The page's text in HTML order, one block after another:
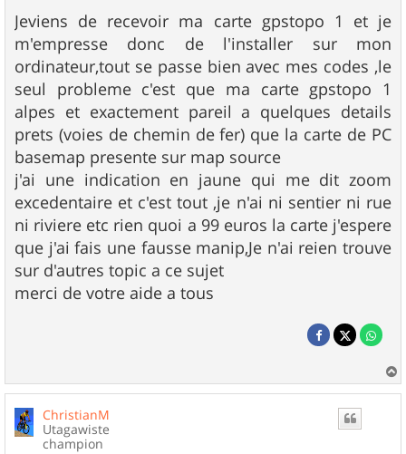
g
e
Jeviens de recevoir ma carte gpstopo 1 et je
m'empresse donc de l'installer sur mon
ordinateur,tout se passe bien avec mes codes ,le
seul probleme c'est que ma carte gpstopo 1
alpes et exactement pareil a quelques details
prets (voies de chemin de fer) que la carte de PC
basemap presente sur map source
j'ai une indication en jaune qui me dit zoom
excedentaire et c'est tout ,je n'ai ni sentier ni rue
ni riviere etc rien quoi a 99 euros la carte j'espere
que j'ai fais une fausse manip,Je n'ai reien trouve
sur d'autres topic a ce sujet
merci de votre aide a tous
a
ChristianM
Utagawiste
champion